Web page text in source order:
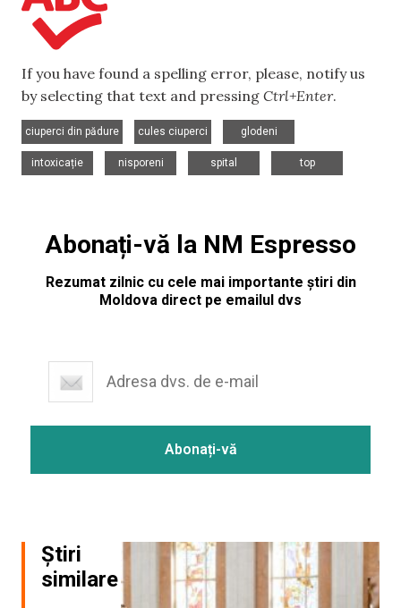
If you have found a spelling error, please, notify us
by selecting that text and pressing Ctrl+Enter.
ciuperci din pădure
cules ciuperci
glodeni
intoxicație
nisporeni
spital
top
Abonați-vă la NM Espresso
Rezumat zilnic cu cele mai importante știri din
Moldova direct pe emailul dvs
Știri
similare